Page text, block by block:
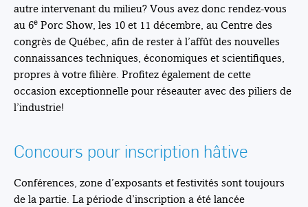
autre intervenant du milieu? Vous avez donc rendez-vous
au 6e Porc Show, les 10 et 11 décembre, au Centre des
congrès de Québec, afin de rester à l’affût des nouvelles
connaissances techniques, économiques et scientifiques,
propres à votre filière. Profitez également de cette
occasion exceptionnelle pour réseauter avec des piliers de
l’industrie!
Concours pour inscription hâtive
Conférences, zone d’exposants et festivités sont toujours
de la partie. La période d’inscription a été lancée